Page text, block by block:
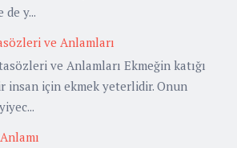
y...
ve Anlamları
ve Anlamları Ekmeğin katığı
insan için ekmek yeterlidir. Onun